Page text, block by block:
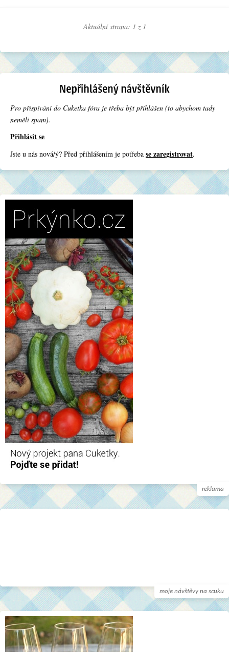
Aktuální strana: 1 z 1
Pro přispívání do Cuketka fóra je třeba být přihlášen (to abychom tady
neměli spam).
Přihlásit se
Jste u nás nová/ý? Před přihlášením je potřeba se zaregistrovat.
reklama
moje návštěvy na scuku